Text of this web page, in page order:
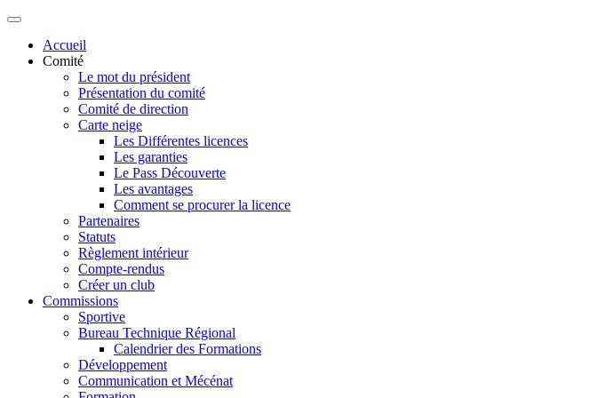
Accueil
Comité
Le mot du président
Présentation du comité
Comité de direction
Carte neige
Les Différentes licences
Les garanties
Le Pass Découverte
Les avantages
Comment se procurer la licence
Partenaires
Statuts
Règlement intérieur
Compte-rendus
Créer un club
Commissions
Sportive
Bureau Technique Régional
Calendrier des Formations
Développement
Communication et Mécénat